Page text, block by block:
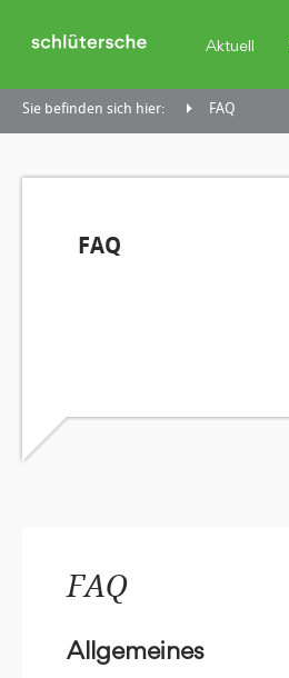
Aktuell
Sie befinden sich hier: FAQ
FAQ
FAQ
Allgemeines